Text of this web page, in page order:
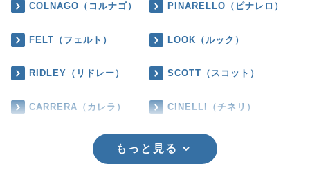
COLNAGO（コルナゴ） PINARELLO（ピナレロ）
FELT（フェルト） LOOK（ルック）
RIDLEY（リドレー） SCOTT（スコット）
CARRERA（カレラ） CINELLI（チネリ）
もっと見る